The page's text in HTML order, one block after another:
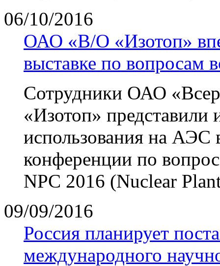
06/10/2016
ОАО «В/О «Изотоп»
выставке по вопросам
Сотрудники ОАО
«Изотоп»
использования на АЭС
конференции по
NPC 2016 (Nuclear
09/09/2016
Россия планирует
международного